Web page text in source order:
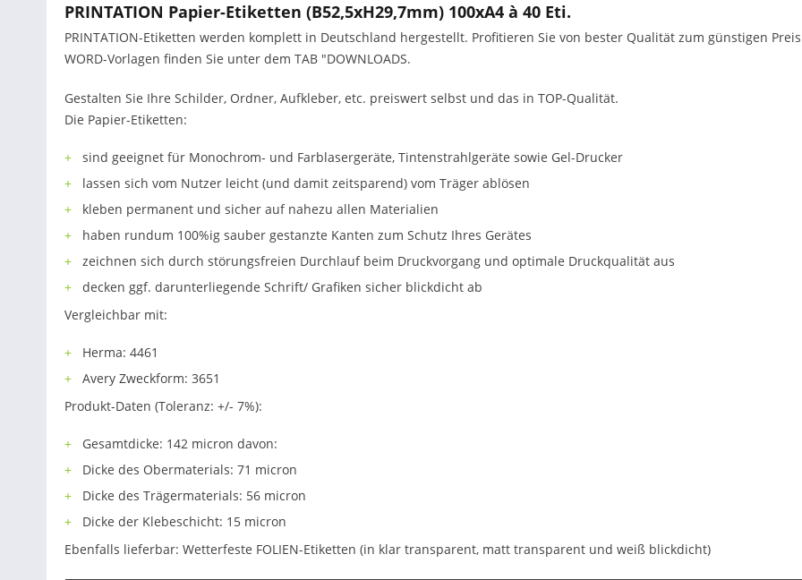
PRINTATION Papier-Etiketten (B52,5xH29,7mm) 100xA4 à 40 Eti.
PRINTATION-Etiketten werden komplett in Deutschland hergestellt. Profitieren Sie von bester Qualität zum günstigen
WORD-Vorlagen finden Sie unter dem TAB "DOWNLOADS.
Gestalten Sie Ihre Schilder, Ordner, Aufkleber, etc. preiswert selbst und das in TOP-Qualität.
Die Papier-Etiketten:
sind geeignet für Monochrom- und Farblasergeräte, Tintenstrahlgeräte sowie Gel-Drucker
lassen sich vom Nutzer leicht (und damit zeitsparend) vom Träger ablösen
kleben permanent und sicher auf nahezu allen Materialien
haben rundum 100%ig sauber gestanzte Kanten zum Schutz Ihres Gerätes
zeichnen sich durch störungsfreien Durchlauf beim Druckvorgang und optimale Druckqualität aus
decken ggf. darunterliegende Schrift/ Grafiken sicher blickdicht ab
Vergleichbar mit:
Herma: 4461
Avery Zweckform: 3651
Produkt-Daten (Toleranz: +/- 7%):
Gesamtdicke: 142 micron davon:
Dicke des Obermaterials: 71 micron
Dicke des Trägermaterials: 56 micron
Dicke der Klebeschicht: 15 micron
Ebenfalls lieferbar: Wetterfeste FOLIEN-Etiketten (in klar transparent, matt transparent und weiß blickdicht)